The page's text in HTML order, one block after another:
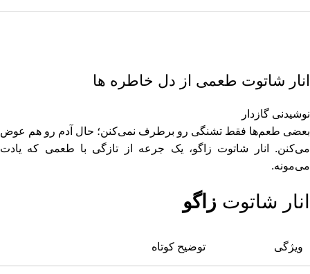
انار شاتوت طعمی از دل خاطره ها
نوشیدنی گازدار
بعضی طعم‌ها فقط تشنگی رو برطرف نمی‌کنن؛ حال آدم رو هم عوض
می‌کنن. انار شاتوت زاگو، یک جرعه از تازگی با طعمی که یادت
می‌مونه.
انار شاتوت زاگو
ویژگی توضیح کوتاه